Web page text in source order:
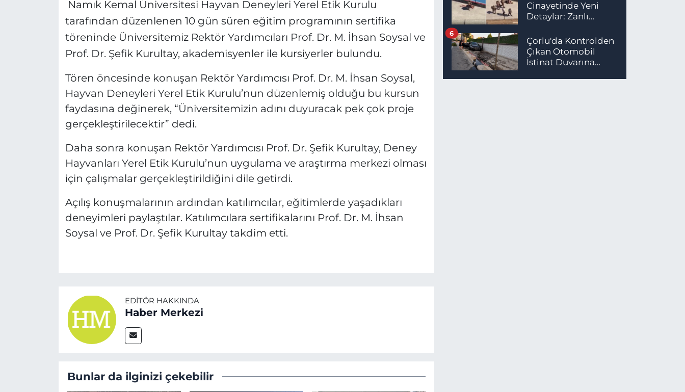
Namık Kemal Üniversitesi Hayvan Deneyleri Yerel Etik Kurulu
tarafından düzenlenen 10 gün süren eğitim programının sertifika
töreninde Üniversitemiz Rektör Yardımcıları Prof. Dr. M. İhsan Soysal ve
Prof. Dr. Şefik Kurultay, akademisyenler ile kursiyerler bulundu.
Tören öncesinde konuşan Rektör Yardımcısı Prof. Dr. M. İhsan Soysal,
Hayvan Deneyleri Yerel Etik Kurulu’nun düzenlemiş olduğu bu kursun
faydasına değinerek, “Üniversitemizin adını duyuracak pek çok proje
gerçekleştirilecektir” dedi.
Daha sonra konuşan Rektör Yardımcısı Prof. Dr. Şefik Kurultay, Deney
Hayvanları Yerel Etik Kurulu’nun uygulama ve araştırma merkezi olması
için çalışmalar gerçekleştirildiğini dile getirdi.
Açılış konuşmalarının ardından katılımcılar, eğitimlerde yaşadıkları
deneyimleri paylaştılar. Katılımcılara sertifikalarını Prof. Dr. M. İhsan
Soysal ve Prof. Dr. Şefik Kurultay takdim etti.
EDITÖR HAKKINDA
Haber Merkezi
Bunlar da ilginizi çekebilir
Cinayetinde Yeni
Detaylar: Zanlı
Yakalandı
Çorlu'da Kontrolden
Çıkan Otomobil
İstinat Duvarına
6